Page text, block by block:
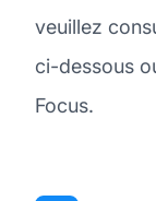
veuillez
ci-dessous
Focus.